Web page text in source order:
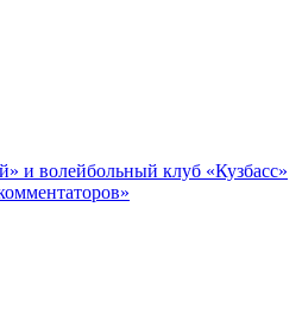
и волейбольный клуб «Кузбасс»